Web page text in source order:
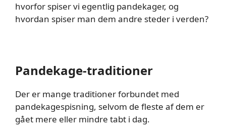
hvorfor spiser vi egentlig pandekager, og
hvordan spiser man dem andre steder i verden?
Pandekage-traditioner
Der er mange traditioner forbundet med
pandekagespisning, selvom de fleste af dem er
gået mere eller mindre tabt i dag.